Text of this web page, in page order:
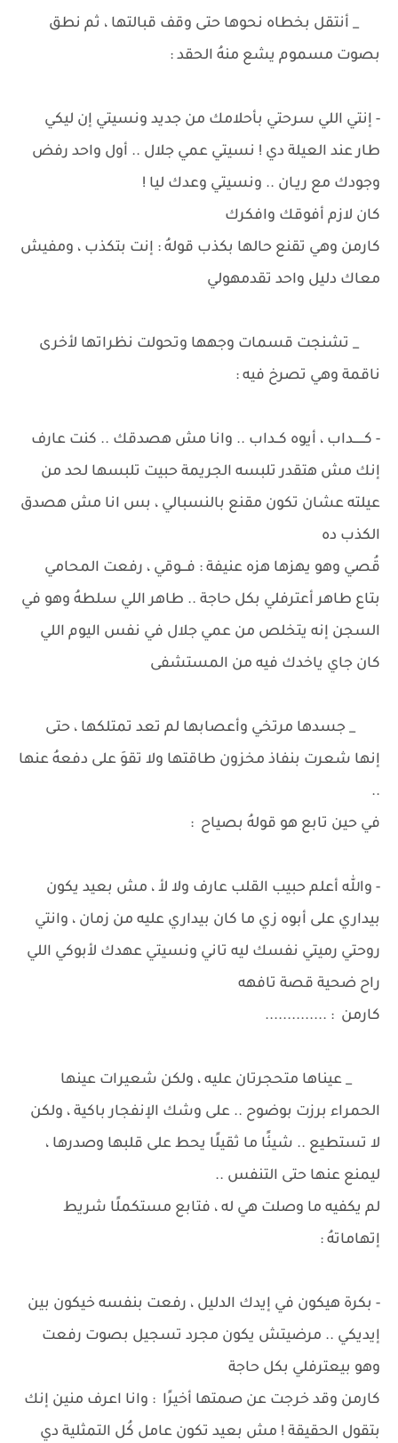
_ أنتقل بخطاه نحوها حتى وقف قبالتها ، ثم نطق
بصوت مسموم يشع منهُ الحقد :
- إنتي اللي سرحتي بأحلامك من جديد ونسيتي إن ليكي
طار عند العيلة دي ! نسيتي عمي جلال .. أول واحد رفض
وجودك مع ريـان .. ونسيتي وعدك ليا !
كان لازم أفوقك وافكرك
كارمن وهي تقنع حالها بكذب قولهُ : إنت بتكذب ، ومفيش
معاك دليل واحد تقدمهولي
_ تشنجت قسمات وجهها وتحولت نظراتها لأخرى
ناقمة وهي تصرخ فيه :
- كــــــداب ، أيوه كــداب .. وانا مش هصدقك .. كنت عارف
إنك مش هتقدر تلبسه الجريمة حبيت تلبسها لحد من
عيلته عشان تكون مقنع بالنسبالي ، بس انا مش هصدق
الكذب ده
قُصي وهو يهزها هزه عنيفة : فـــوقي ، رفعت المحامي
بتاع طاهر أعترفلي بكل حاجة .. طاهر اللي سلطهُ وهو في
السجن إنه يتخلص من عمي جلال في نفس اليوم اللي
كان جاي ياخدك فيه من المستشفى
_ جسدها مرتخي وأعصابها لم تعد تمتلكها ، حتى
إنها شعرت بنفاذ مخزون طاقتها ولا تقوَ على دفعهُ عنها
..
في حين تابع هو قولهُ بصياح :
- والله أعلم حبيب القلب عارف ولا لأ ، مش بعيد يكون
بيداري على أبوه زي ما كان بيداري عليه من زمان ، وانتي
روحتي رميتي نفسك ليه تاني ونسيتي عهدك لأبوكي اللي
راح ضحية قصة تافهه
كارمن : ..............
_ عيناها متحجرتان عليه ، ولكن شعيرات عينها
الحمراء برزت بوضوح .. على وشك الإنفجار باكية ، ولكن
لا تستطيع .. شيئًا ما ثقيلًا يحط على قلبها وصدرها ،
ليمنع عنها حتى التنفس ..
لم يكفيه ما وصلت هي له ، فتابع مستكملًا شريط
إتهاماتهُ :
- بكرة هيكون في إيدك الدليل ، رفعت بنفسه خيكون بين
إيديكي .. مرضيتش يكون مجرد تسجيل بصوت رفعت
وهو بيعترفلي بكل حاجة
كارمن وقد خرجت عن صمتها أخيرًا : وانا اعرف منين إنك
بتقول الحقيقة ! مش بعيد تكون عامل كُل التمثلية دي